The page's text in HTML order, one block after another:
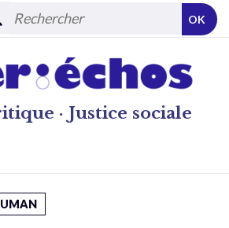
· Justice sociale
OK